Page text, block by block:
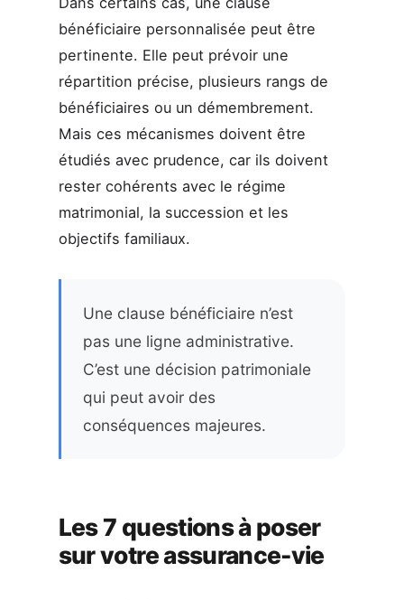
bénéficiaire personnalisée peut être
pertinente. Elle peut prévoir une
répartition précise, plusieurs rangs de
bénéficiaires ou un démembrement.
Mais ces mécanismes doivent être
étudiés avec prudence, car ils doivent
rester cohérents avec le régime
matrimonial, la succession et les
objectifs familiaux.
Une clause bénéficiaire n’est
pas une ligne administrative.
C’est une décision patrimoniale
qui peut avoir des
conséquences majeures.
Les 7 questions à poser
sur votre assurance-vie